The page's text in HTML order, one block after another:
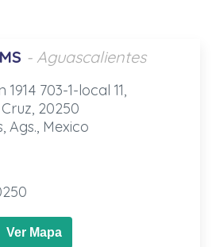
- Aguascalientes
703-1-local 11,
20250
Ags., Mexico
Ver Mapa